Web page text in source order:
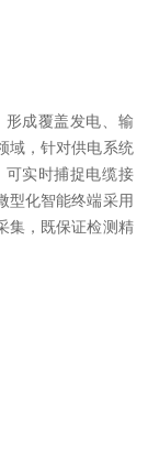
成覆盖发电、输
域，针对供电系统
可实时捕捉电缆接
型化智能终端采用
集，既保证检测精